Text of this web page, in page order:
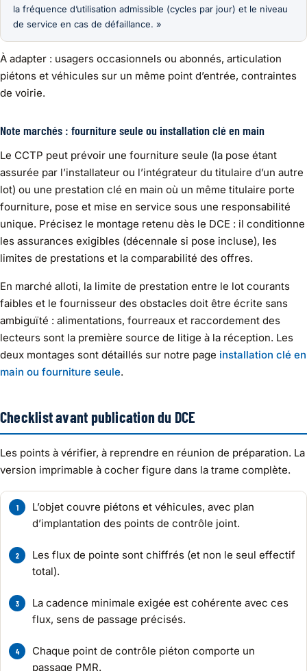
la fréquence d’utilisation admissible (cycles par jour) et le niveau
de service en cas de défaillance. »
À adapter : usagers occasionnels ou abonnés, articulation
piétons et véhicules sur un même point d’entrée, contraintes
de voirie.
Note marchés : fourniture seule ou installation clé en main
Le CCTP peut prévoir une fourniture seule (la pose étant
assurée par l’installateur ou l’intégrateur du titulaire d’un autre
lot) ou une prestation clé en main où un même titulaire porte
fourniture, pose et mise en service sous une responsabilité
unique. Précisez le montage retenu dès le DCE : il conditionne
les assurances exigibles (décennale si pose incluse), les
limites de prestations et la comparabilité des offres.
En marché alloti, la limite de prestation entre le lot courants
faibles et le fournisseur des obstacles doit être écrite sans
ambiguïté : alimentations, fourreaux et raccordement des
lecteurs sont la première source de litige à la réception. Les
deux montages sont détaillés sur notre page installation clé en
main ou fourniture seule.
Checklist avant publication du DCE
Les points à vérifier, à reprendre en réunion de préparation. La
version imprimable à cocher figure dans la trame complète.
L’objet couvre piétons et véhicules, avec plan
d’implantation des points de contrôle joint.
Les flux de pointe sont chiffrés (et non le seul effectif
total).
La cadence minimale exigée est cohérente avec ces
flux, sens de passage précisés.
Chaque point de contrôle piéton comporte un
passage PMR.